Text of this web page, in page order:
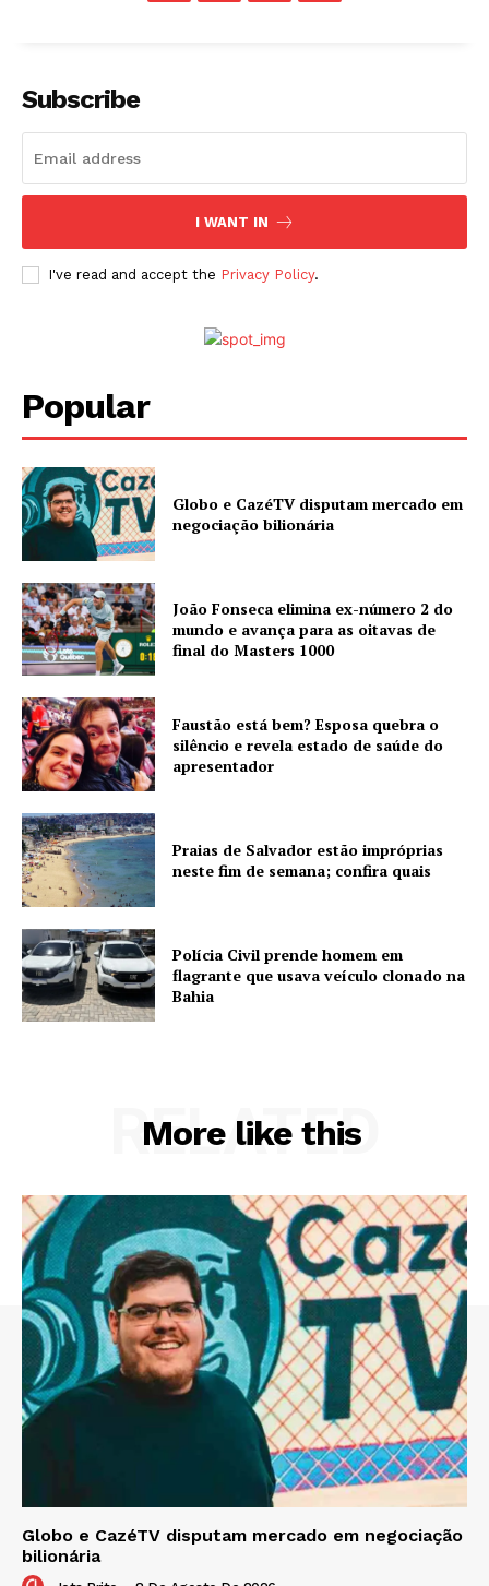
Subscribe
I WANT IN
I've read and accept the Privacy Policy.
Popular
Globo e CazéTV disputam mercado em
negociação bilionária
João Fonseca elimina ex-número 2 do
mundo e avança para as oitavas de
final do Masters 1000
Faustão está bem? Esposa quebra o
silêncio e revela estado de saúde do
apresentador
Praias de Salvador estão impróprias
neste fim de semana; confira quais
Polícia Civil prende homem em
flagrante que usava veículo clonado na
Bahia
More like this
RELATED
Globo e CazéTV disputam mercado em negociação
bilionária